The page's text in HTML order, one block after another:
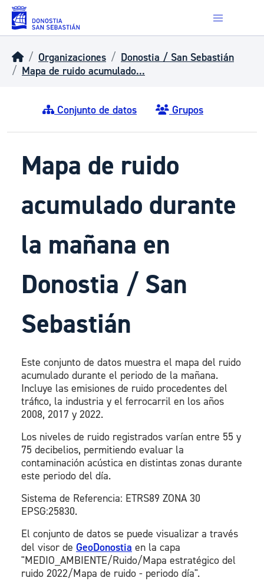
Skip to main content
Organizaciones
Donostia / San Sebastián
Mapa de ruido acumulado...
Conjunto de datos Grupos
Mapa de ruido
acumulado durante
la mañana en
Donostia / San
Sebastián
Este conjunto de datos muestra el mapa del ruido
acumulado durante el periodo de la mañana.
Incluye las emisiones de ruido procedentes del
tráfico, la industria y el ferrocarril en los años
2008, 2017 y 2022.
Los niveles de ruido registrados varían entre 55 y
75 decibelios, permitiendo evaluar la
contaminación acústica en distintas zonas durante
este periodo del día.
Sistema de Referencia: ETRS89 ZONA 30
EPSG:25830.
El conjunto de datos se puede visualizar a través
del visor de GeoDonostia en la capa
"MEDIO_AMBIENTE/Ruido/Mapa estratégico del
ruido 2022/Mapa de ruido - periodo día".